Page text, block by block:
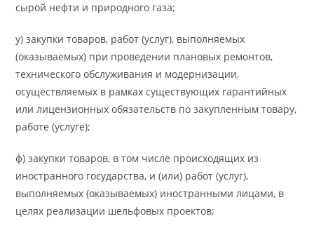
сырой нефти и природного газа;
у) закупки товаров, работ (услуг), выполняемых
(оказываемых) при проведении плановых ремонтов,
технического обслуживания и модернизации,
осуществляемых в рамках существующих гарантийных
или лицензионных обязательств по закупленным товару,
работе (услуге);
ф) закупки товаров, в том числе происходящих из
иностранного государства, и (или) работ (услуг),
выполняемых (оказываемых) иностранными лицами, в
целях реализации шельфовых проектов;